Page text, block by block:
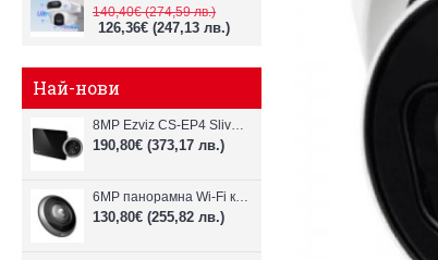
140,40€(274,59 лв.)
126,36€ (247,13 лв.)
Най-нови
8MP Ezviz CS-EP4 Sliver Wi-Fi видеодомофон
190,80€ (373,17 лв.)
6MP панорамна Wi-Fi камерa Ezviz CS-E4p
130,80€ (255,82 лв.)